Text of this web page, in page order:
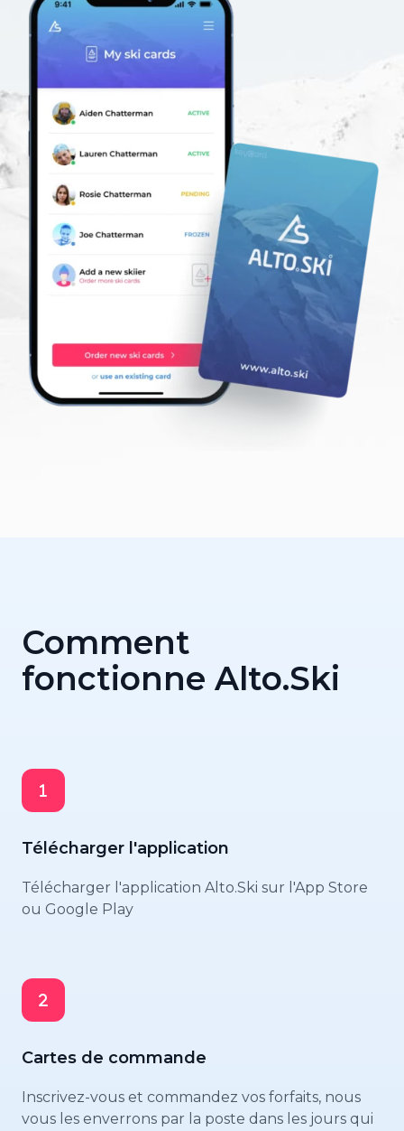
Comment
fonctionne Alto.Ski
Télécharger l'application
Télécharger l'application Alto.Ski sur l'App Store
ou Google Play
Cartes de commande
Inscrivez-vous et commandez vos forfaits, nous
vous les enverrons par la poste dans les jours qui